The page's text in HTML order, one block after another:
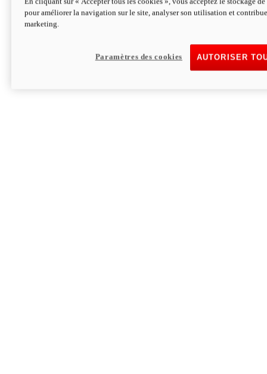
Hypermotard V2 SP 100
Découvrez-le
pour améliorer la navigation sur le site, analyser son utilisation et
marketing.
AUTORISER
Paramètres des cookies